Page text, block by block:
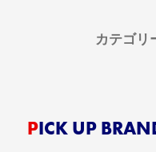
カテゴリ
PICK UP